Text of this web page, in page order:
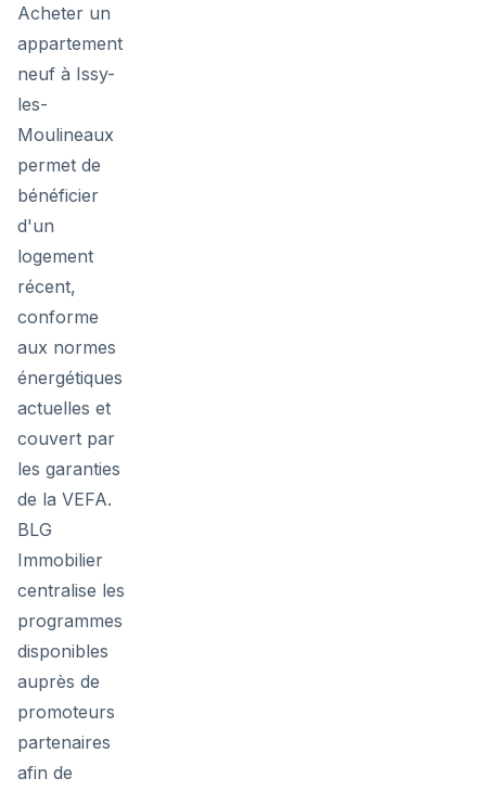
Acheter un
appartement
neuf à Issy-
les-
Moulineaux
permet de
bénéficier
d'un
logement
récent,
conforme
aux normes
énergétiques
actuelles et
couvert par
les garanties
de la VEFA.
BLG
Immobilier
centralise les
programmes
disponibles
auprès de
promoteurs
partenaires
afin de